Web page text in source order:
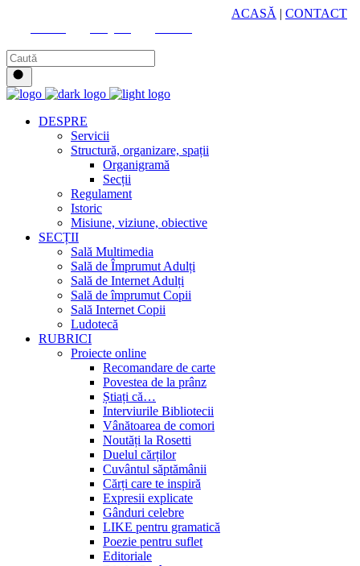
ACASĂ | CONTACT
DESPRE
Servicii
Structură, organizare, spații
Organigramă
Secții
Regulament
Istoric
Misiune, viziune, obiective
SECȚII
Sală Multimedia
Sală de Împrumut Adulți
Sală de Internet Adulți
Sală de împrumut Copii
Sală Internet Copii
Ludotecă
RUBRICI
Proiecte online
Recomandare de carte
Povestea de la prânz
Știați că…
Interviurile Bibliotecii
Vânătoarea de comori
Noutăți la Rosetti
Duelul cărților
Cuvântul săptămânii
Cărți care te inspiră
Expresii explicate
Gânduri celebre
LIKE pentru gramatică
Poezie pentru suflet
Editoriale